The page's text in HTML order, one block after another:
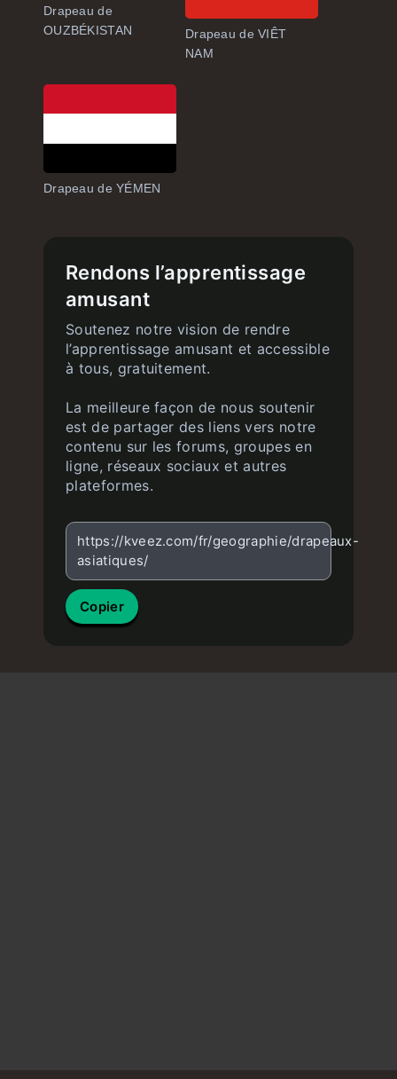
Drapeau de
OUZBÉKISTAN
Drapeau de VIÊT
NAM
Drapeau de YÉMEN
Rendons l’apprentissage
amusant
Soutenez notre vision de rendre
l’apprentissage amusant et accessible
à tous, gratuitement.
La meilleure façon de nous soutenir
est de partager des liens vers notre
contenu sur les forums, groupes en
ligne, réseaux sociaux et autres
plateformes.
https://kveez.com/fr/geographie/drapeaux-
asiatiques/
Copier